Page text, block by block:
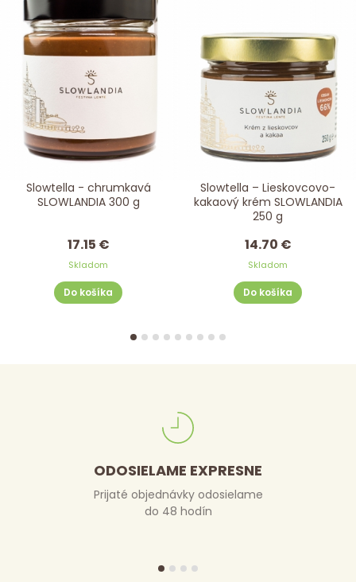
Slowtella - chrumkavá
SLOWLANDIA 300 g
17.15 €
Skladom
Do košíka
Slowtella – Lieskovcovo-
kakaový krém SLOWLANDIA
250 g
14.70 €
Skladom
Do košíka
ODOSIELAME EXPRESNE
Prijaté objednávky odosielame
do 48 hodín